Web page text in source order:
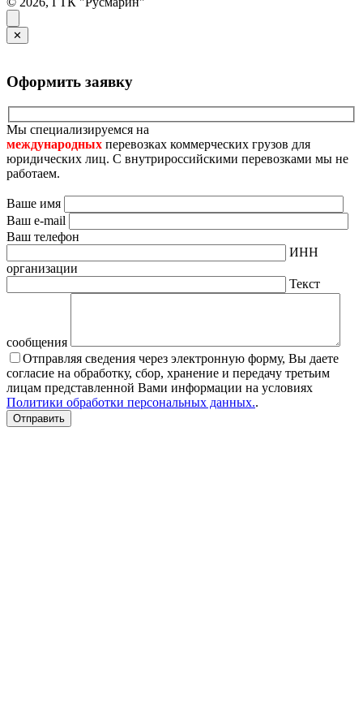
✕
Оформить заявку
Мы специализируемся на
международных перевозках коммерческих грузов для
юридических лиц. С внутрироссийскими перевозками мы не
работаем.
Ваше имя
Ваш e-mail
Ваш телефон
ИНН
организации
Текст
сообщения
Отправляя сведения через электронную форму, Вы даете
согласие на обработку, сбор, хранение и передачу третьим
лицам представленной Вами информации на условиях
Политики обработки персональных данных..